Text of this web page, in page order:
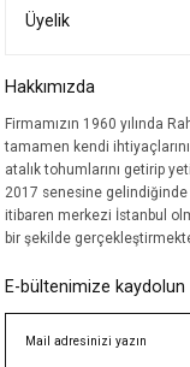
Ürün bilgilerinde hatalar
Bu ürüne benzer farklı
Üyelik
Hakkımızda
Firmamızın 1960 yılında
tamamen kendi
atalık tohumlarını getirip
2017 senesine gelindiğinde
itibaren merkezi İstanbul
bir şekilde
E-bültenimize kaydolun